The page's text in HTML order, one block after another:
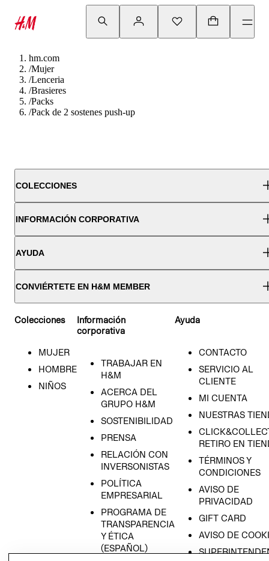
hm.com
/Mujer
/Lenceria
/Brasieres
/Packs
/Pack de 2 sostenes push-up
COLECCIONES
INFORMACIÓN CORPORATIVA
AYUDA
CONVIÉRTETE EN H&M MEMBER
Colecciones
MUJER
HOMBRE
NIÑOS
Información
corporativa
TRABAJAR EN
H&M
ACERCA DEL
GRUPO H&M
SOSTENIBILIDAD
PRENSA
RELACIÓN CON
INVERSONISTAS
POLÍTICA
EMPRESARIAL
PROGRAMA DE
TRANSPARENCIA
Y ÉTICA
(ESPAÑOL)
Ayuda
CONTACTO
SERVICIO AL
CLIENTE
MI CUENTA
NUESTRAS
RETIRO EN
TÉRMINOS Y
CONDICIONES
AVISO DE
PRIVACIDAD
GIFT CARD
AVISO DE